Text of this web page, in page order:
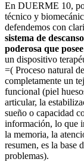
En DUERME 10,
técnico y
defendemos con
sistema de
poderosa que
un dispositivo
=( Proceso natural
completamente un
funcional (piel
articular, la
sueño o capacidad
información, lo que
la memoria, la
resumen, es la base
problemas).